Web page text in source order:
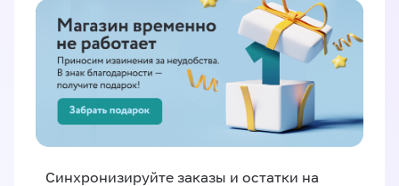
Синхронизируйте заказы и остатки на